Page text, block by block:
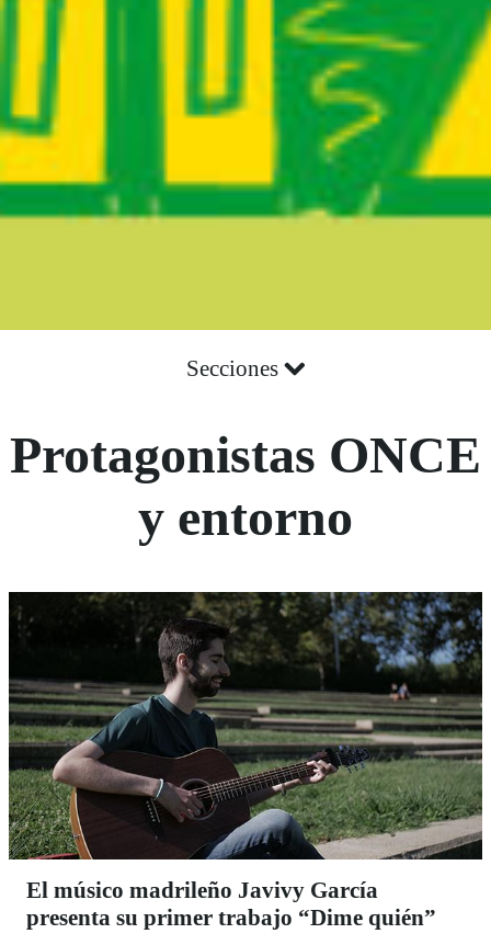
Secciones
Protagonistas ONCE
y entorno
El músico madrileño Javivy García
presenta su primer trabajo “Dime quién”